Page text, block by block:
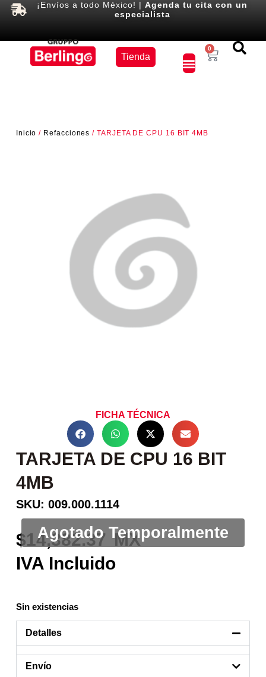
¡Envíos a todo México! |Agenda tu cita con un
especialista
Tienda
0
Inicio / Refacciones / TARJETA DE CPU 16 BIT 4MB
FICHA TÉCNICA
TARJETA DE CPU 16 BIT
4MB
SKU: 009.000.1114
14,382.37
Sin existencias
Detalles
Envío